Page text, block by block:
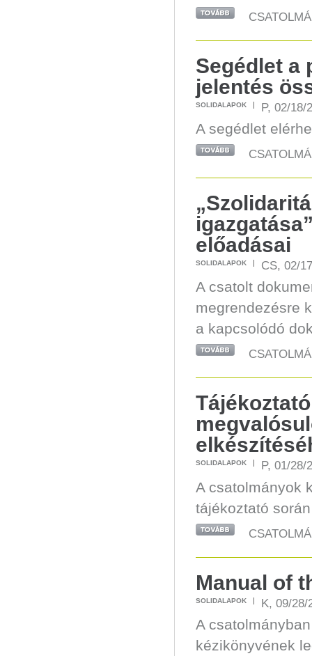
Segédlet a
jelentés
SOLIDALAPOK P, 02/18/
A segédlet
előadásai
SOLIDALAPOK CS, 02/
A csatolt
megrendezésre
a kapcsolódó
SOLIDALAPOK P, 01/28/
A csatolmányok
tájékoztató
Manual of
SOLIDALAPOK K, 09/28/
A
kézikönyvének